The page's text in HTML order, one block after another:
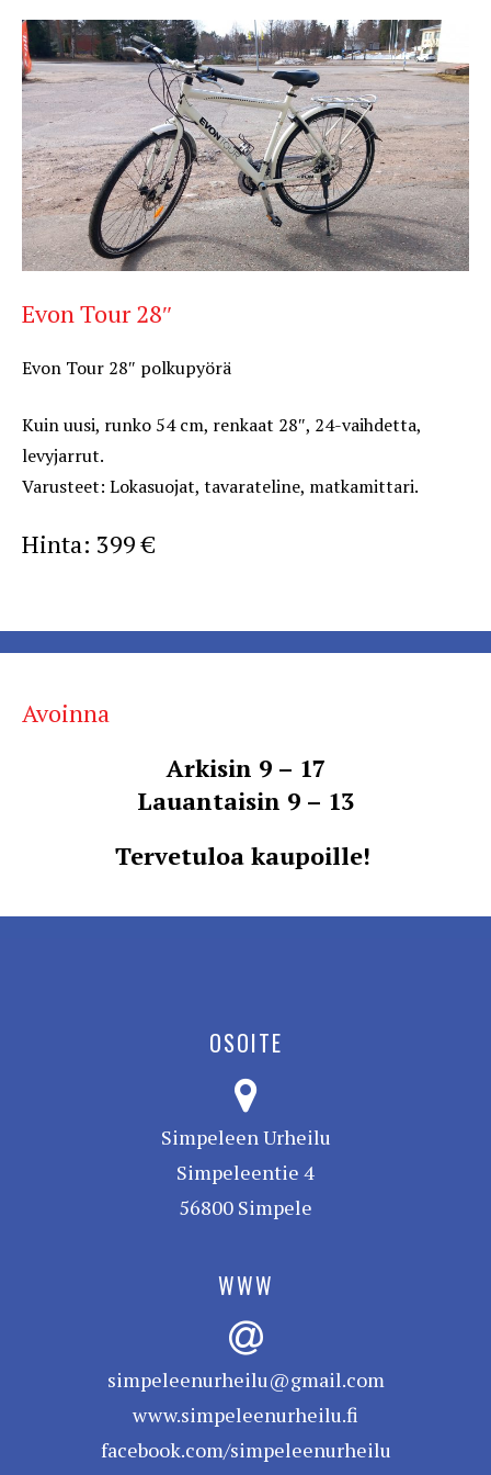
Evon Tour 28″
Evon Tour 28″ polkupyörä
Kuin uusi, runko 54 cm, renkaat 28″, 24-vaihdetta,
levyjarrut.
Varusteet: Lokasuojat, tavarateline, matkamittari.
Hinta: 399 €
Avoinna
Arkisin 9 – 17
Lauantaisin 9 – 13
Tervetuloa kaupoille!
OSOITE
Simpeleen Urheilu
Simpeleentie 4
56800 Simpele
WWW
simpeleenurheilu@gmail.com
www.simpeleenurheilu.fi
facebook.com/simpeleenurheilu